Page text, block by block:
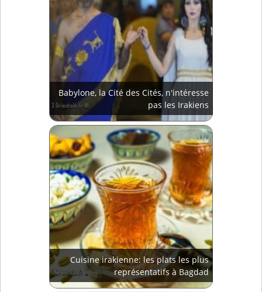
Babylone, la Cité des Cités, n'intéresse
pas les Irakiens
Cuisine irakienne: les plats les plus
représentatifs à Bagdad